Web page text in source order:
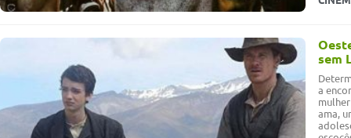
sem
a
ama,